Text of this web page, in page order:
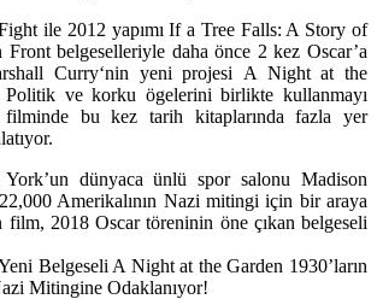
ile 2012 yapımıIf a Tree Falls: A Story of
Frontbelgeselleriyle daha önce 2 kez Oscar’a
Curry‘nin yeni projesi A Night at the
Politik ve korku ögelerini birlikte kullanmayı
bu kez tarih kitaplarında fazla yer
dünyaca ünlü spor salonu Madison
Amerikalının Nazi mitingi için bir araya
film, 2018 Oscar töreninin öne çıkan belgeseli
Belgeseli A Night at the Garden 1930’ların
Mitingine Odaklanıyor!